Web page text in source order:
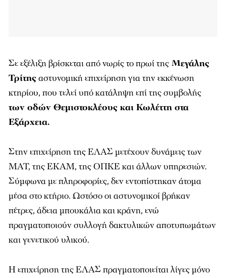
Σε εξέλιξη βρίσκεται από νωρίς το πρωί της Μεγάλης
Τρίτηςαστυνομική επιχείρηση για την εκκένωση
κτηρίου, που τελεί υπό κατάληψη επί της συμβολής
των οδών Θεμιστοκλέους και Κωλέττη στα
Εξάρχεια.
Στην επιχείρηση της ΕΛΑΣ μετέχουν δυνάμεις των
ΜΑΤ, της ΕΚΑΜ, της ΟΠΚΕ και άλλων υπηρεσιών.
Σύμφωνα με πληροφορίες, δεν εντοπίστηκαν άτομα
μέσα στο κτήριο. Ωστόσο οι αστυνομικοί βρήκαν
πέτρες, άδεια μπουκάλια και κράνη, ενώ
πραγματοποιούν συλλογή δακτυλικών αποτυπωμάτων
και γενετικού υλικού.
Η επιχείρηση της ΕΛΑΣ πραγματοποιείται λίγες μόνο